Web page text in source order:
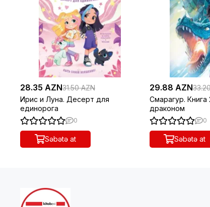
28.35 AZN31.50 AZN
Ирис и Луна. Десерт для
единорога
0
Səbətə at
29.88 AZN
Смарагур. Книга
драконом
0
Səbətə at